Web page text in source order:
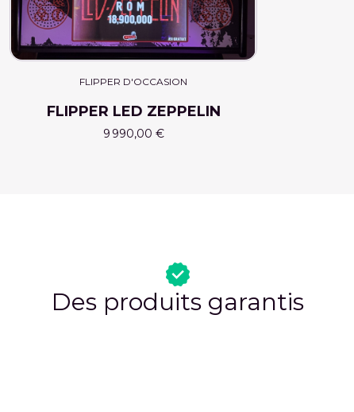
FLIPPER D'OCCASION
FLIPPER LED ZEPPELIN
9 990,00 €
Des produits garantis